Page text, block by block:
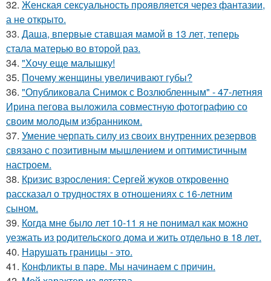
32. Женская сексуальность проявляется через фантазии,
а не открыто.
33. Даша, впервые ставшая мамой в 13 лет, теперь
стала матерью во второй раз.
34. "Хочу еще малышку!
35. Почему женщины увеличивают губы?
36. "Опубликовала Снимок с Возлюбленным" - 47-летняя
Ирина пегова выложила совместную фотографию со
своим молодым избранником.
37. Умение черпать силу из своих внутренних резервов
связано с позитивным мышлением и оптимистичным
настроем.
38. Кризис взросления: Сергей жуков откровенно
рассказал о трудностях в отношениях с 16-летним
сыном.
39. Когда мне было лет 10-11 я не понимал как можно
уезжать из родительского дома и жить отдельно в 18 лет.
40. Нарушать границы - это.
41. Конфликты в паре. Мы начинаем с причин.